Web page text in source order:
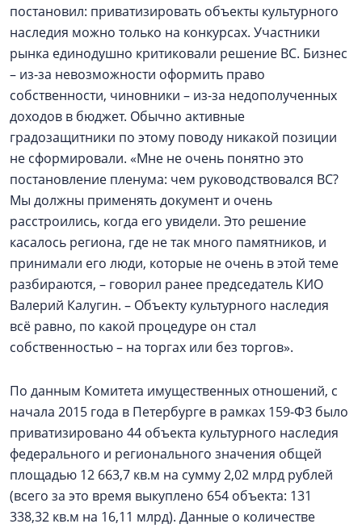
постановил: приватизировать объекты культурного
наследия можно только на конкурсах. Участники
рынка единодушно критиковали решение ВС. Бизнес
– из-за невозможности оформить право
собственности, чиновники – из-за недополученных
доходов в бюджет. Обычно активные
градозащитники по этому поводу никакой позиции
не сформировали. «Мне не очень понятно это
постановление пленума: чем руководствовался ВС?
Мы должны применять документ и очень
расстроились, когда его увидели. Это решение
касалось региона, где не так много памятников, и
принимали его люди, которые не очень в этой теме
разбираются, – говорил ранее председатель КИО
Валерий Калугин. – Объекту культурного наследия
всё равно, по какой процедуре он стал
собственностью – на торгах или без торгов».
По данным Комитета имущественных отношений, с
начала 2015 года в Петербурге в рамках 159-ФЗ было
приватизировано 44 объекта культурного наследия
федерального и регионального значения общей
площадью 12 663,7 кв.м на сумму 2,02 млрд рублей
(всего за это время выкуплено 654 объекта: 131
338,32 кв.м на 16,11 млрд). Данные о количестве